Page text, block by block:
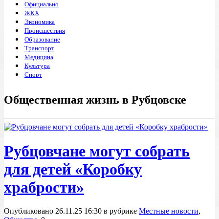
Официально
ЖКХ
Экономика
Происшествия
Образование
Транспорт
Медицина
Культура
Спорт
Общественная жизнь в Рубцовске
Рубцовчане могут собрать
для детей «Коробку
храбрости»
Опубликовано 26.11.25 16:30 в рубрике Местные новости,